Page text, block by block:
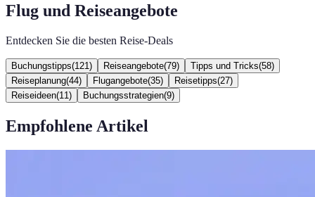
Flug und Reiseangebote
Entdecken Sie die besten Reise-Deals
Buchungstipps(121 ) Reiseangebote(79) Tipps und Tricks(58)
Reiseplanung(44) Flugangebote(35) Reisetipps(27)
Reiseideen(11 ) Buchungsstrategien(9)
Empfohlene Artikel